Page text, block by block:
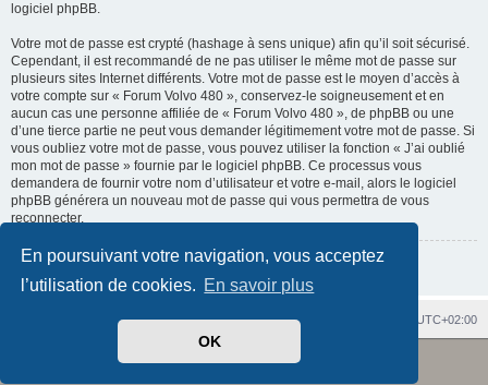
En poursuivant votre navigation, vous acceptez
l’utilisation de cookies. En savoir plus
OK
logiciel phpBB.
Votre mot de passe est crypté (hashage à sens unique) afin qu’il soit sécurisé.
Cependant, il est recommandé de ne pas utiliser le même mot de passe sur
plusieurs sites Internet différents. Votre mot de passe est le moyen d’accès à
votre compte sur « Forum Volvo 480 », conservez-le soigneusement et en
aucun cas une personne affiliée de « Forum Volvo 480 », de phpBB ou une
d’une tierce partie ne peut vous demander légitimement votre mot de passe. Si
vous oubliez votre mot de passe, vous pouvez utiliser la fonction « J’ai oublié
mon mot de passe » fournie par le logiciel phpBB. Ce processus vous
demandera de fournir votre nom d’utilisateur et votre e-mail, alors le logiciel
phpBB générera un nouveau mot de passe qui vous permettra de vous
reconnecter.
Retour à la page précédente
Index du forum UTC+02:00
Revolution style by
Développé parphpBB® Forum Software © phpBB Limited